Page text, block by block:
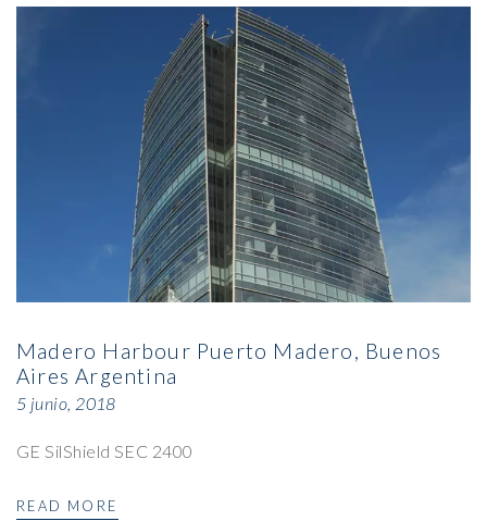
Madero Harbour Puerto Madero, Buenos
Aires Argentina
5 junio, 2018
GE SilShield SEC 2400
READ MORE